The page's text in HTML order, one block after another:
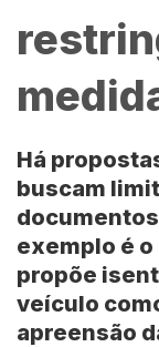
Há
buscam
exemplo é o
propõe
veículo
apreensão